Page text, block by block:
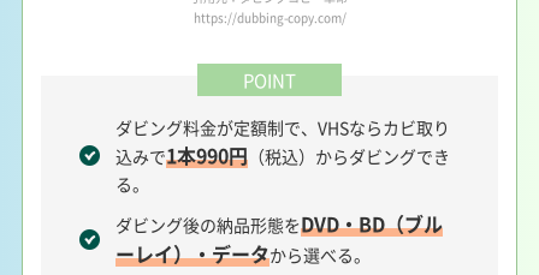
https://dubbing-copy.com/
POINT
ダビング料金が定額制で、VHSならカビ取り
込みで1本990円（税込）からダビングでき
る。
ダビング後の納品形態をDVD・BD（ブル
ーレイ）・データから選べる。